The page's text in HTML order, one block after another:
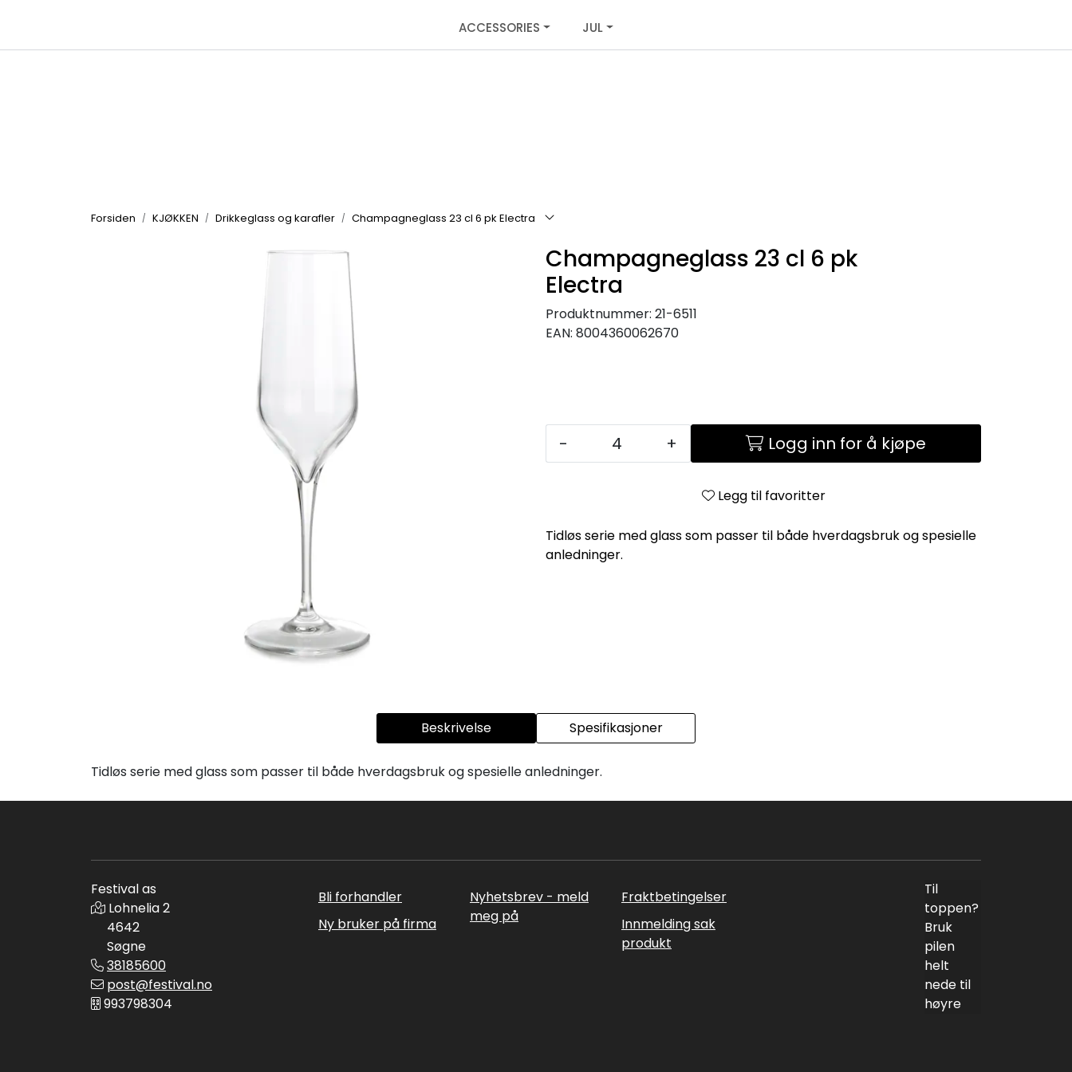
ACCESSORIES JUL
Forsiden KJØKKEN Drikkeglass og karafler Champagneglass 23 cl 6 pk Electra
Champagneglass 23 cl 6 pk
Electra
Produktnummer: 21-6511
EAN: 8004360062670
- + Logg inn for å kjøpe
Legg til favoritter
Tidløs serie med glass som passer til både hverdagsbruk og spesielle
anledninger.
Beskrivelse Spesifikasjoner
Tidløs serie med glass som passer til både hverdagsbruk og spesielle anledninger.
Festival as
Lohnelia 2
4642
Søgne
38185600
post@festival.no
993798304
Bli forhandler
Ny bruker på firma
Nyhetsbrev - meld
meg på
Fraktbetingelser
Innmelding sak
produkt
Til
toppen?
Bruk
pilen
helt
nede til
høyre